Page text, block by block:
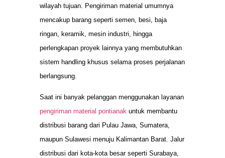
wilayah tujuan. Pengiriman material umumnya
mencakup barang seperti semen, besi, baja
ringan, keramik, mesin industri, hingga
perlengkapan proyek lainnya yang membutuhkan
sistem handling khusus selama proses perjalanan
berlangsung.
Saat ini banyak pelanggan menggunakan layanan
pengiriman material pontianak untuk membantu
distribusi barang dari Pulau Jawa, Sumatera,
maupun Sulawesi menuju Kalimantan Barat. Jalur
distribusi dari kota-kota besar seperti Surabaya,